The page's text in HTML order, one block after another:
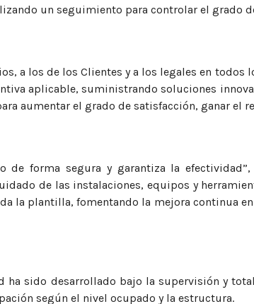
un seguimiento para controlar el grado
a los de los Clientes y a los legales en todos
aplicable, suministrando soluciones
aumentar el grado de satisfacción, ganar el
de forma segura y garantiza la
de las instalaciones, equipos y
la plantilla, fomentando la mejora continua
sido desarrollado bajo la supervisión y
según el nivel ocupado y la estructura.